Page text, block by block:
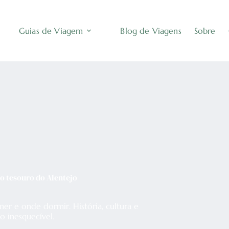
Guias de Viagem Blog de Viagens Sobre